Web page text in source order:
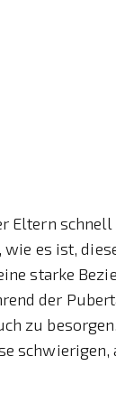
Eltern
es ist,
starke
der
zu